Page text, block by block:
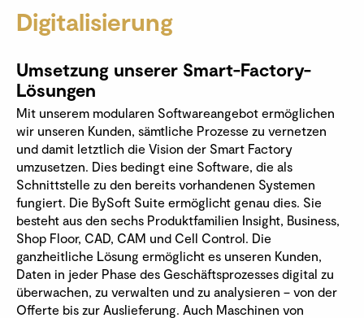
Digitalisierung
Umsetzung unserer Smart-Factory-
Lösungen
Mit unserem modularen Softwareangebot ermöglichen
wir unseren Kunden, sämtliche Prozesse zu vernetzen
und damit letztlich die Vision der Smart Factory
umzusetzen. Dies bedingt eine Software, die als
Schnittstelle zu den bereits vorhandenen Systemen
fungiert. Die BySoft Suite ermöglicht genau dies. Sie
besteht aus den sechs Produktfamilien Insight, Business,
Shop Floor, CAD, CAM und Cell Control. Die
ganzheitliche Lösung ermöglicht es unseren Kunden,
Daten in jeder Phase des Geschäftsprozesses digital zu
überwachen, zu verwalten und zu analysieren – von der
Offerte bis zur Auslieferung. Auch Maschinen von